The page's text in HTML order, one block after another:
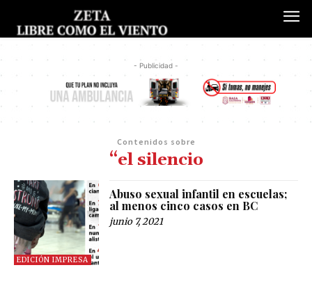
- Publicidad -
Contenidos sobre
“el silencio
EDICIÓN IMPRESA
Abuso sexual infantil en escuelas;
al menos cinco casos en BC
junio 7, 2021